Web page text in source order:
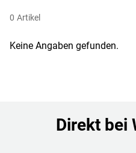
0 Artikel
Keine Angaben gefunden.
Direkt bei